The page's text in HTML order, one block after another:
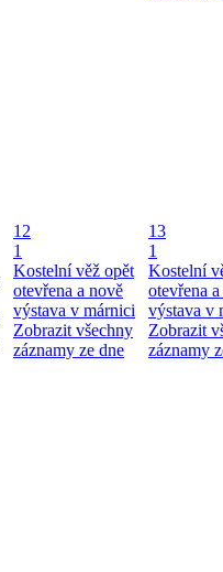
12
1
Kostelní věž opět
otevřena a nově
výstava v márnici
Zobrazit všechny
záznamy ze dne
13
1
Kostelní
otevřena
výstava v
Zobrazit
záznamy